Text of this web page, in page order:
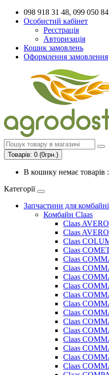
098 918 31 48, 099 050
Особистий кабінет
Реєстрація
Авторизація
Кошик замовлень
Оформлення замовлення
Товарів: 0 (0грн.)
В кошику немає товарів
Категорії
Запчастини для
Комбайн Claas
Claas
Claas
Claas
Claas
Claas
Claas
Claas
Claas
Claas
Claas
Claas
Claas
Claas
Claas
Claas
Claas
Claas